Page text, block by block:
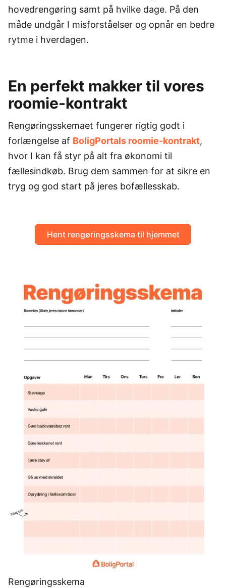
hovedrengøring samt på hvilke dage. På den
måde undgår I misforståelser og opnår en bedre
rytme i hverdagen.
En perfekt makker til vores
roomie-kontrakt
Rengøringsskemaet fungerer rigtig godt i
forlængelse af BoligPortals roomie-kontrakt,
hvor I kan få styr på alt fra økonomi til
fællesindkøb. Brug dem sammen for at sikre en
tryg og god start på jeres bofællesskab.
Hent rengøringsskema til hjemmet
Rengøringsskema